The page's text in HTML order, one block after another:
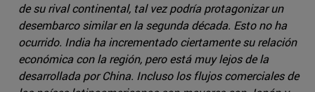
de su rival continental, tal vez podría protagonizar un
desembarco similar en la segunda década. Esto no ha
ocurrido. India ha incrementado ciertamente su relación
económica con la región, pero está muy lejos de la
desarrollada por China. Incluso los flujos comerciales de